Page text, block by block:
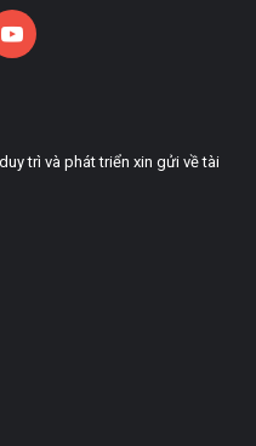
YouTube
trì và phát triển xin gửi về tài